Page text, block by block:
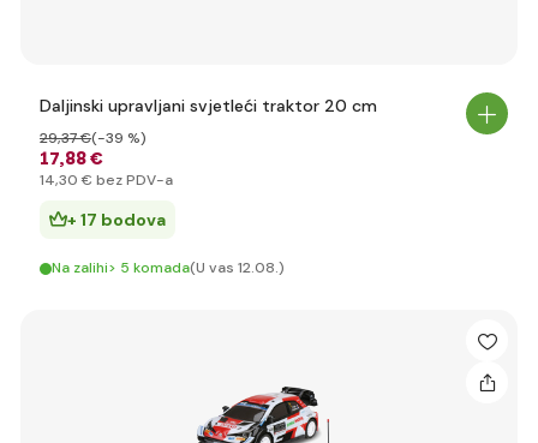
Daljinski upravljani svjetleći traktor 20 cm
17,88 €
29,37 €(-39 %)
14,30 € bez PDV-a
+ 17 bodova
Na zalihi> 5 komada(U vas 12.08.)